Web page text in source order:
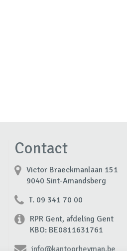
Contact
Victor Braeckmanlaan 151
9040 Sint-Amandsberg
T. 09 341 70 00
RPR Gent, afdeling Gent
KBO: BE0811631761
info@kantoorheyman.be